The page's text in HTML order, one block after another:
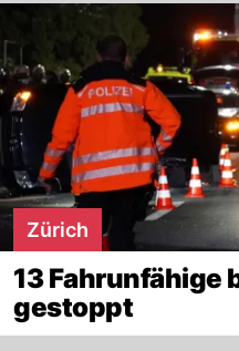
Zürich
13 Fahrunfähige
gestoppt